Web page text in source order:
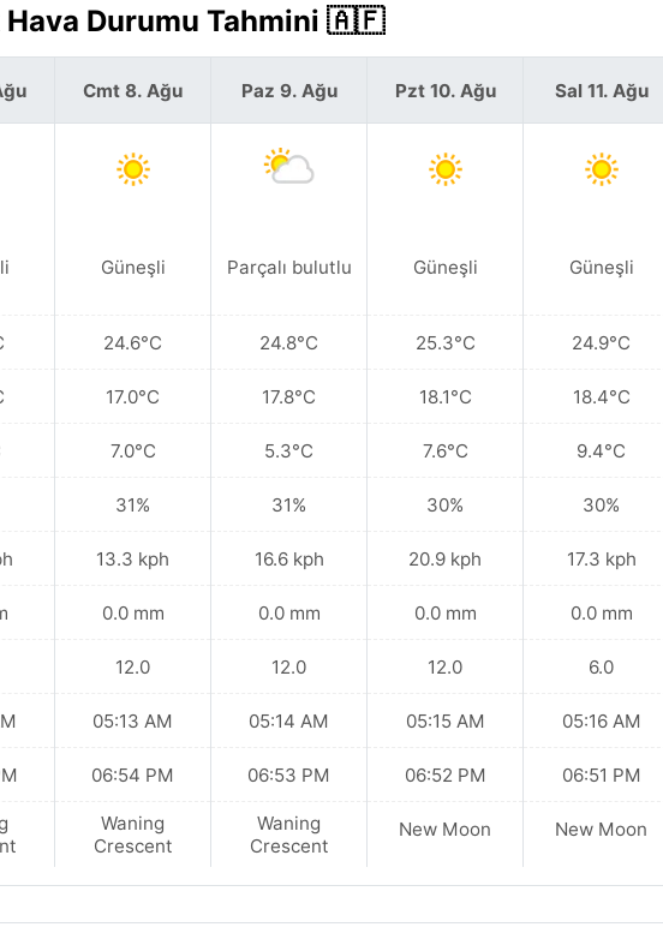
Hava Durumu Tahmini 🇦🇫
Cmt 8. Ağu
Güneşli
24.6°C
17.0°C
7.0°C
31%
13.3 kph
0.0 mm
12.0
05:13 AM
06:54 PM
Waning
Crescent
Paz 9. Ağu
Parçalı bulutlu
24.8°C
17.8°C
5.3°C
31%
16.6 kph
0.0 mm
12.0
05:14 AM
06:53 PM
Waning
Crescent
Pzt 10. Ağu
Güneşli
25.3°C
18.1°C
7.6°C
30%
20.9 kph
0.0 mm
12.0
05:15 AM
06:52 PM
New Moon
Sal 11. Ağu
Güneşli
24.9°C
18.4°C
9.4°C
30%
17.3 kph
0.0 mm
6.0
05:16 AM
06:51 PM
New Moon